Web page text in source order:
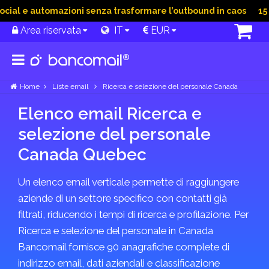
e automazioni senza trasformare l’outbound in caos 15
Area riservata IT EUR
Home Liste email Ricerca e selezione del personale Canada
Elenco email Ricerca e
selezione del personale
Canada Quebec
Un elenco email verticale permette di raggiungere
aziende di un settore specifico con contatti già
filtrati, riducendo i tempi di ricerca e profilazione. Per
Ricerca e selezione del personale in Canada
Bancomail fornisce 90 anagrafiche complete di
indirizzo email, dati aziendali e classificazione